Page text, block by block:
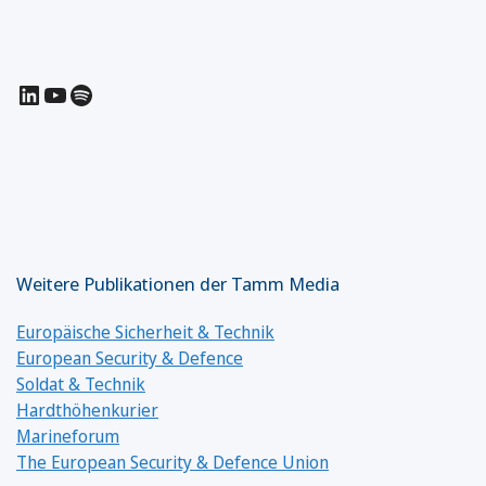
LinkedIn
YouTube
Spotify
Weitere Publikationen der Tamm Media
Europäische Sicherheit & Technik
European Security & Defence
Soldat & Technik
Hardthöhenkurier
Marineforum
The European Security & Defence Union